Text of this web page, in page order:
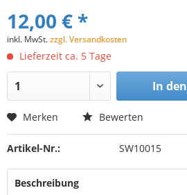
12,00 € *
inkl. MwSt.zzgl. Versandkosten
Lieferzeit ca. 5 Tage
In den
Merken Bewerten
Artikel-Nr.: SW10015
Beschreibung